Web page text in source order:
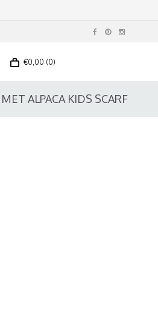
€0,00 (0)
ALPACA KIDS SCARF